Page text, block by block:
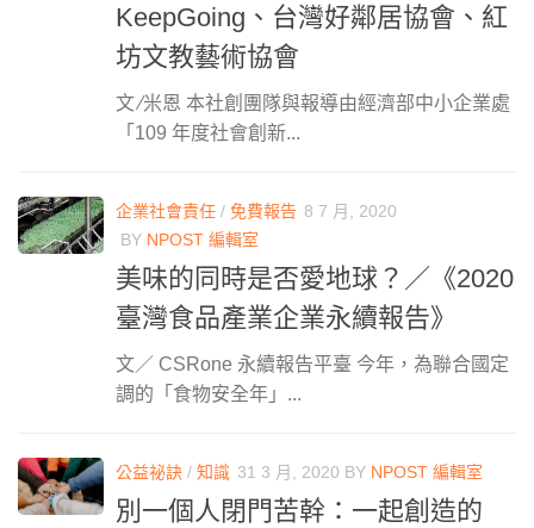
KeepGoing、台灣好鄰居協會、紅
坊文教藝術協會
文 ∕米恩 本社創團隊與報導由經濟部中小企業處
「109 年度社會創新...
企業社會責任 / 免費報告 8 7 月, 2020
BY NPOST 編輯室
美味的同時是否愛地球？／《2020
臺灣食品產業企業永續報告》
文／ CSRone 永續報告平臺 今年，為聯合國定
調的「食物安全年」...
公益祕訣 / 知識 31 3 月, 2020 BY NPOST 編輯室
別一個人閉門苦幹：一起創造的